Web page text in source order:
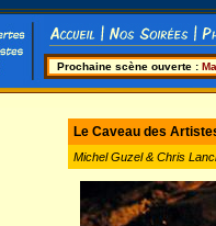
Prochaine scène ouverte :
Le Caveau des
Michel Guzel & Chris